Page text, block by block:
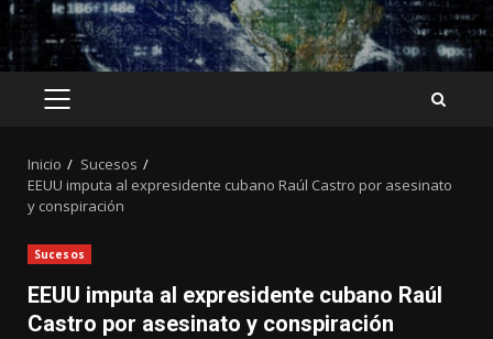
MENÚ
Inicio
Sucesos
EEUU imputa al expresidente cubano Raúl Castro por asesinato
y conspiración
Sucesos
EEUU imputa al expresidente cubano Raúl
Castro por asesinato y conspiración